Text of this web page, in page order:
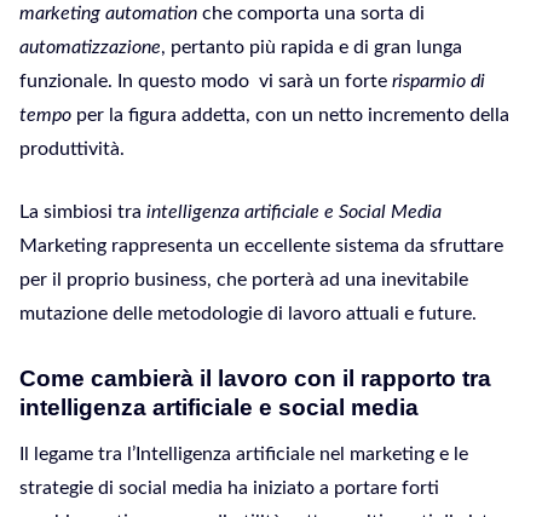
marketing automation che comporta una sorta di
automatizzazione, pertanto più rapida e di gran lunga
funzionale. In questo modo vi sarà un forte risparmio di
tempo per la figura addetta, con un netto incremento della
produttività.
La simbiosi tra intelligenza artificiale e Social Media
Marketing rappresenta un eccellente sistema da sfruttare
per il proprio business, che porterà ad una inevitabile
mutazione delle metodologie di lavoro attuali e future.
Come cambierà il lavoro con il rapporto tra
intelligenza artificiale e social media
Il legame tra l’Intelligenza artificiale nel marketing e le
strategie di social media ha iniziato a portare forti